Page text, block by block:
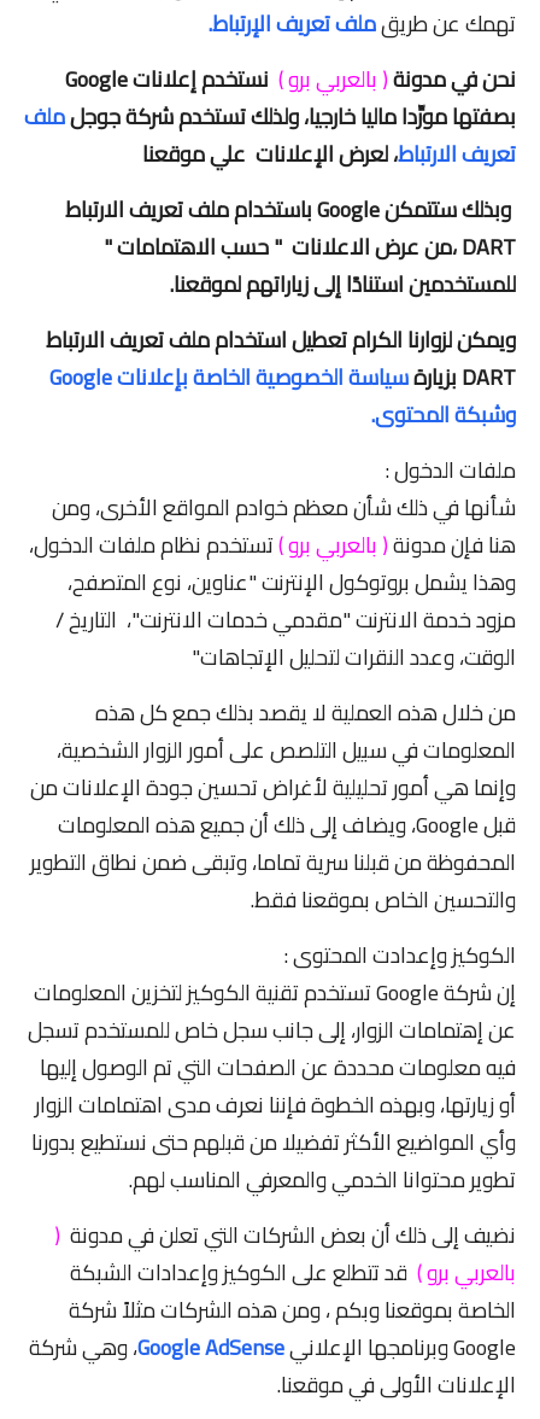
تهمك عن طريقملف تعريف الإرتباط.
نحن في مدونة( بالعربي برو )
نستخدم إعلانات Google
بصفتها مورِّدا ماليا خارجيا، ولذلك تستخدم شركة جوجلملف
تعريف الارتباط، لعرض الإعلانات علي موقعنا
وبذلك ستتمكنGoogle ب استخدام ملف تعريف الارتباط
DART ،من عرض الاعلانات " حسب الاهتمامات "
للمستخدمين استنادًاإلى زياراتهم لموقعنا.
ويمكن لزوارنا الكرام تعطيل استخدام ملف تعريف الارتباط
DART بزيارة
سياسة الخصوصية الخاصة بإعلانات Google
وشبكة المحتوى.
ملفات الدخول :
شأنها في ذلك شأن معظم خوادم المواقع الأخرى، ومن
هنا فإن مدونة( بالعربي برو )تستخدم نظام ملفات الدخول،
وهذا يشمل بروتوكول الإنترنت "عناوين، نوع المتصفح،
مزود خدمة الانترنت "مقدمي خدمات الانترنت"، التاريخ /
الوقت، وعدد النقرات لتحليل الإتجاهات"
من خلال هذه العملية لا يقصد بذلك جمع كل هذه
المعلومات في سبيل التلصص على أمور الزوار الشخصية،
وإنما هي أمور تحليلية لأغراض تحسين جودة الإعلانات من
قبل Google، ويضاف إلى ذلك أن جميع هذه المعلومات
المحفوظة من قبلنا سرية تماما، وتبقى ضمن نطاق التطوير
والتحسين الخاص بموقعنا فقط.
الكوكيز وإعدادت المحتوى :
إن شركة Google تستخدم تقنية الكوكيز لتخزين المعلومات
عن إهتمامات الزوار، إلى جانب سجل خاص للمستخدم تسجل
فيه معلومات محددة عن الصفحات التي تم الوصول إليها
أو زيارتها، وبهذه الخطوة فإننا نعرف مدى اهتمامات الزوار
وأي المواضيع الأكثر تفضيلا من قبلهم حتى نستطيع بدورنا
تطوير محتوانا الخدمي والمعرفي المناسب لهم.
نضيف إلى ذلك أن بعض الشركات التي تعلن في مدونة (
بالعربي برو ) قد تتطلع على الكوكيز وإعدادات الشبكة
الخاصة بموقعنا وبكم ، ومن هذه الشركات مثلاً شركة
Google وبرنامجها الإعلاني
Google AdSense، وهي شركة
الإعلانات الأولى في موقعنا.